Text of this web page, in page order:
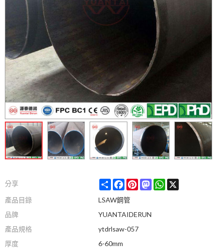
分享 ShareFacebookPinterestMastodonWhatsApp
X
產品目錄
LSAW鋼管
品牌
YUANTAIDERUN
產品規格
ytdrlsaw-057
厚度
6-60mm